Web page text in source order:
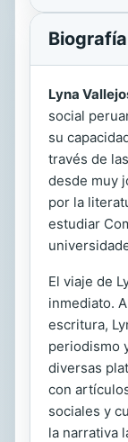
Lyna
social
su
través de
desde muy
por la
estudiar
El viaje de
inmediato.
escritura,
periodismo
diversas
con
sociales y
la narrativa